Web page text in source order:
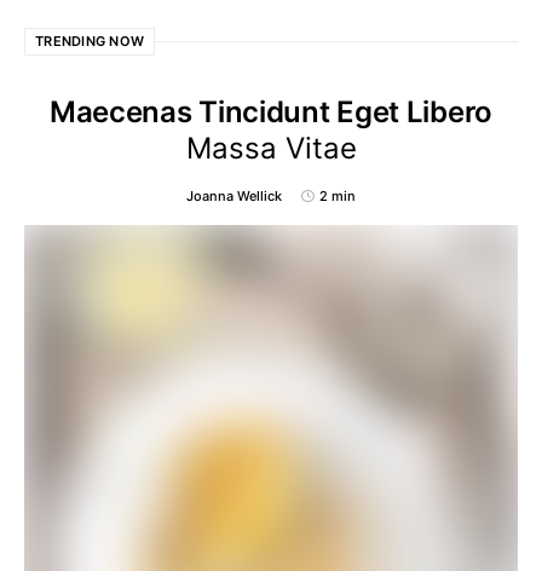
TRENDING NOW
Maecenas Tincidunt Eget Libero
Massa Vitae
Joanna Wellick 2 min